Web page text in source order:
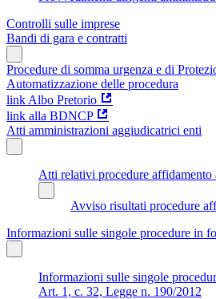
Controlli sulle imprese
Bandi di gara e contratti
Procedure di somma urgenza e di
Automatizzazione delle procedura
link Albo Pretorio
link alla BDNCP
Atti amministrazioni aggiudicatrici enti
Atti relativi procedure affidamento
Avviso risultati procedure
Informazioni sulle singole procedure in
Informazioni sulle singole
Art. 1, c. 32, Legge n. 190/2012